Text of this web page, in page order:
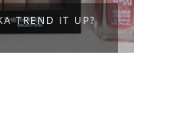
TREND IT UP?